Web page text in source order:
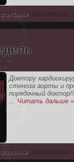
фанфики| Просмотров:
Доктору
стеноза аорты и
порядочный
... Читать дальше »
фанфики| Просмотров: